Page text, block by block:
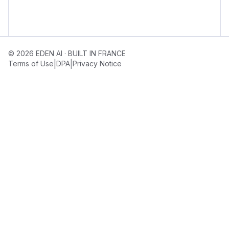
© 2026 EDEN AI · BUILT IN FRANCE
Terms of Use DPA Privacy Notice